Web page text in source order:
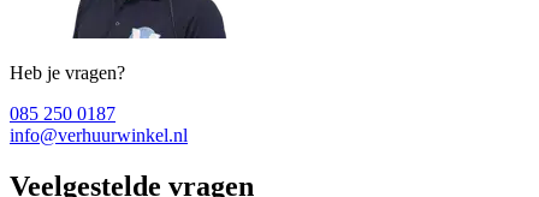
Heb je vragen?
085 250 0187
info@verhuurwinkel.nl
Veelgestelde vragen